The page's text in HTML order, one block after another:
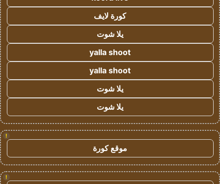
كورة لايف
يلا شوت
yalla shoot
yalla shoot
يلا شوت
يلا شوت
!
موقع كورة
!